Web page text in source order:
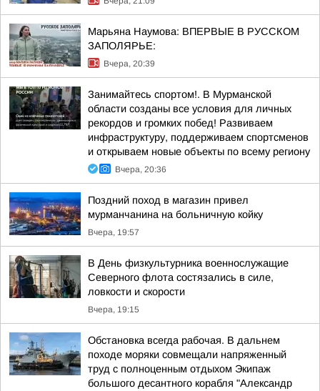
Марьяна Наумова: ВПЕРВЫЕ В РУССКОМ
ЗАПОЛЯРЬЕ:
Вчера, 20:39
Занимайтесь спортом!. В Мурманской
области созданы все условия для личных
рекордов и громких побед! Развиваем
инфраструктуру, поддерживаем спортсменов
и открываем новые объекты по всему региону
Вчера, 20:36
Поздний поход в магазин привел
мурманчанина на больничную койку
Вчера, 19:57
В День физкультурника военнослужащие
Северного флота состязались в силе,
ловкости и скорости
Вчера, 19:15
Обстановка всегда рабочая. В дальнем
походе моряки совмещали напряженный
труд с полноценным отдыхом Экипаж
большого десантного корабля "Александр